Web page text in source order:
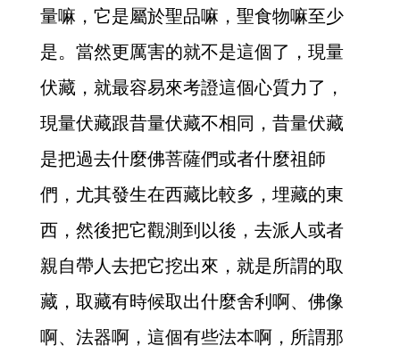
量嘛，它是屬於聖品嘛，聖食物嘛至少
是。當然更厲害的就不是這個了，現量
伏藏，就最容易來考證這個心質力了，
現量伏藏跟昔量伏藏不相同，昔量伏藏
是把過去什麼佛菩薩們或者什麼祖師
們，尤其發生在西藏比較多，埋藏的東
西，然後把它觀測到以後，去派人或者
親自帶人去把它挖出來，就是所謂的取
藏，取藏有時候取出什麼舍利啊、佛像
啊、法器啊，這個有些法本啊，所謂那